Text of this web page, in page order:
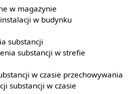
w magazynie
w budynku
substancji
substancji w strefie
w czasie przechowywania
substancji w czasie